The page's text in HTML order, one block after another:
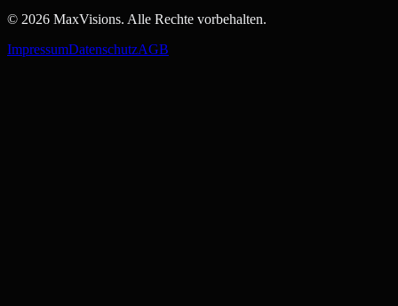
© 2026 MaxVisions. Alle Rechte vorbehalten.
ImpressumDatenschutzAGB